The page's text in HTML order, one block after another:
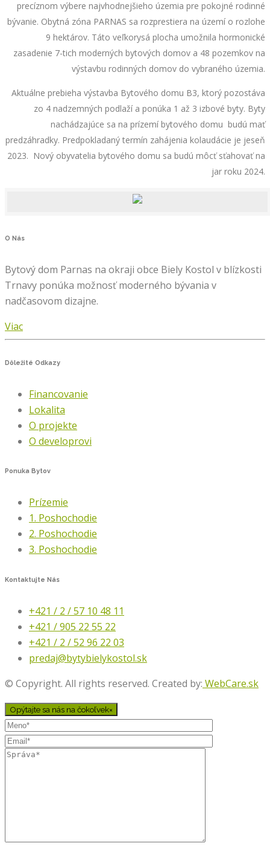
precíznom výbere najvhodnejšieho územia pre pokojné rodinné
bývanie. Obytná zóna PARNAS sa rozprestiera na území o rozlohe
9 hektárov. Táto veľkorysá plocha umožnila hormonické
zasadenie 7-tich moderných bytových domov a 48 pozemkov na
výstavbu rodinných domov do vybraného územia.
Aktuálne prebieha výstavba Bytového domu B3, ktorý pozostáva
zo 4 nadzemných podlaží a ponúka 1 až 3 izbové byty. Byty
nachádzajúce sa na prízemí bytového domu budú mať
predzáhradky. Predpokladaný termín zahájenia kolaudácie je jeseň
2023. Nový obyvatelia bytového domu sa budú môcť sťahovať na
jar roku 2024.
O Nás
Bytový dom Parnas na okraji obce Biely Kostol v blízkosti
Trnavy ponúka možnosť moderného bývania v
nadčasovom dizajne.
Viac
Dôležité Odkazy
Financovanie
Lokalita
O projekte
O developrovi
Ponuka Bytov
Prízemie
1. Poshochodie
2. Poshochodie
3. Poshochodie
Kontaktujte Nás
+421 / 2 / 57 10 48 11
+421 / 905 22 55 22
+421 / 2 / 52 96 22 03
predaj@bytybielykostol.sk
© Copyright. All rights reserved. Created by: WebCare.sk
Opýtajte sa nás na čokoľvek×